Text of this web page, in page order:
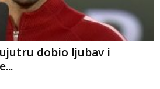
dobio ljubav i